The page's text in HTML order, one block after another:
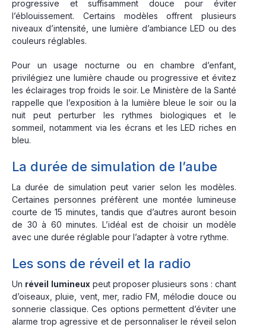
progressive et suffisamment douce pour éviter
l’éblouissement. Certains modèles offrent plusieurs
niveaux d’intensité, une lumière d’ambiance LED ou des
couleurs réglables.
Pour un usage nocturne ou en chambre d’enfant,
privilégiez une lumière chaude ou progressive et évitez
les éclairages trop froids le soir. Le Ministère de la Santé
rappelle que l’exposition à la lumière bleue le soir ou la
nuit peut perturber les rythmes biologiques et le
sommeil, notamment via les écrans et les LED riches en
bleu.
La durée de simulation de l’aube
La durée de simulation peut varier selon les modèles.
Certaines personnes préfèrent une montée lumineuse
courte de 15 minutes, tandis que d’autres auront besoin
de 30 à 60 minutes. L’idéal est de choisir un modèle
avec une durée réglable pour l’adapter à votre rythme.
Les sons de réveil et la radio
Un réveil lumineux peut proposer plusieurs sons : chant
d’oiseaux, pluie, vent, mer, radio FM, mélodie douce ou
sonnerie classique. Ces options permettent d’éviter une
alarme trop agressive et de personnaliser le réveil selon